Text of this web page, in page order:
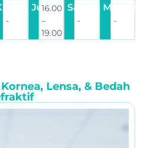
-
Jumat
16.00
–
19.00
Sabtu
-
Minggu
-
Lensa, & Bedah